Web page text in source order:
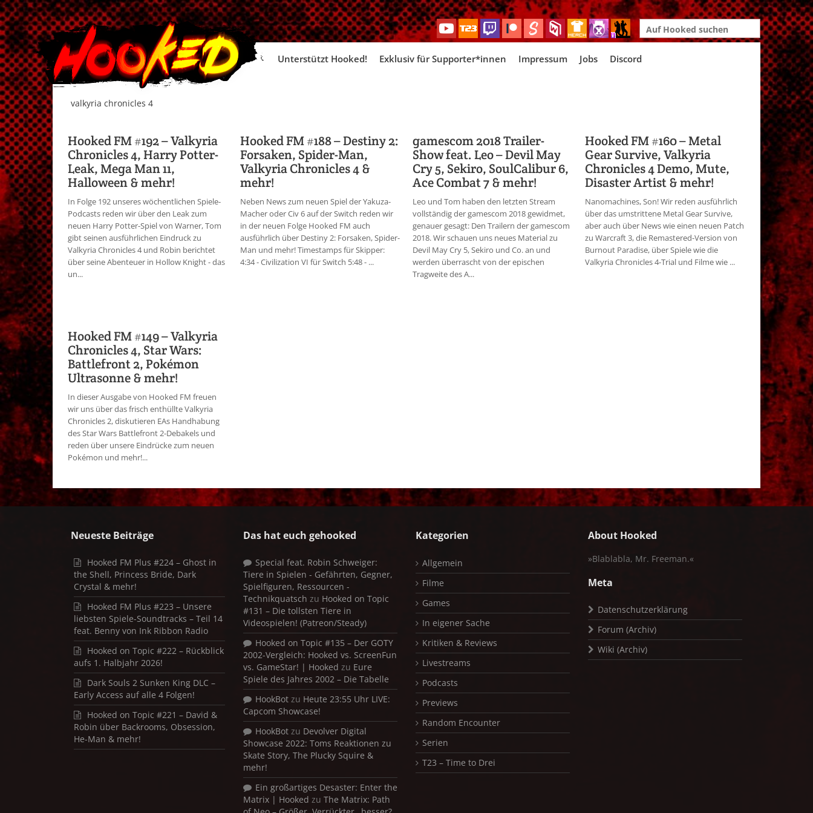
Search
for:
Skip
Unterstützt Hooked! Exklusiv für Supporter*innen Impressum Jobs Discord
valkyria chronicles 4
Hooked FM #192 – Valkyria
Chronicles 4, Harry Potter-
Leak, Mega Man 11,
Halloween & mehr!
In Folge 192 unseres wöchentlichen Spiele-
Podcasts reden wir über den Leak zum
neuen Harry Potter-Spiel von Warner, Tom
gibt seinen ausführlichen Eindruck zu
Valkyria Chronicles 4 und Robin berichtet
über seine Abenteuer in Hollow Knight - das
un...
Hooked FM #188 – Destiny 2:
Forsaken, Spider-Man,
Valkyria Chronicles 4 &
mehr!
Neben News zum neuen Spiel der Yakuza-
Macher oder Civ 6 auf der Switch reden wir
in der neuen Folge Hooked FM auch
ausführlich über Destiny 2: Forsaken, Spider-
Man und mehr! Timestamps für Skipper:
4:34 - Civilization VI für Switch 5:48 - ...
gamescom 2018 Trailer-
Show feat. Leo – Devil May
Cry 5, Sekiro, SoulCalibur 6,
Ace Combat 7 & mehr!
Leo und Tom haben den letzten Stream
vollständig der gamescom 2018 gewidmet,
genauer gesagt: Den Trailern der gamescom
2018. Wir schauen uns neues Material zu
Devil May Cry 5, Sekiro und Co. an und
werden überrascht von der epischen
Tragweite des A...
Hooked FM #160 – Metal
Gear Survive, Valkyria
Chronicles 4 Demo, Mute,
Disaster Artist & mehr!
Nanomachines, Son! Wir reden ausführlich
über das umstrittene Metal Gear Survive,
aber auch über News wie einen neuen Patch
zu Warcraft 3, die Remastered-Version von
Burnout Paradise, über Spiele wie die
Valkyria Chronicles 4-Trial und Filme wie ...
Hooked FM #149 – Valkyria
Chronicles 4, Star Wars:
Battlefront 2, Pokémon
Ultrasonne & mehr!
In dieser Ausgabe von Hooked FM freuen
wir uns über das frisch enthüllte Valkyria
Chronicles 2, diskutieren EAs Handhabung
des Star Wars Battlefront 2-Debakels und
reden über unsere Eindrücke zum neuen
Pokémon und mehr!...
Neueste Beiträge
Hooked FM Plus #224 – Ghost in
the Shell, Princess Bride, Dark
Crystal & mehr!
Hooked FM Plus #223 – Unsere
liebsten Spiele-Soundtracks – Teil 14
feat. Benny von Ink Ribbon Radio
Hooked on Topic #222 – Rückblick
aufs 1. Halbjahr 2026!
Dark Souls 2 Sunken King DLC –
Early Access auf alle 4 Folgen!
Hooked on Topic #221 – David &
Robin über Backrooms, Obsession,
He-Man & mehr!
Das hat euch gehooked
Special feat. Robin Schweiger:
Tiere in Spielen - Gefährten, Gegner,
Spielfiguren, Ressourcen -
Technikquatsch zu Hooked on Topic
#131 – Die tollsten Tiere in
Videospielen! (Patreon/Steady)
Hooked on Topic #135 – Der GOTY
2002-Vergleich: Hooked vs. ScreenFun
vs. GameStar! | Hooked zu Eure
Spiele des Jahres 2002 – Die Tabelle
HookBot zu Heute 23:55 Uhr LIVE:
Capcom Showcase!
HookBot zu Devolver Digital
Showcase 2022: Toms Reaktionen zu
Skate Story, The Plucky Squire &
mehr!
Ein großartiges Desaster: Enter the
Matrix | Hooked zu The Matrix: Path
Kategorien
Allgemein
Filme
Games
In eigener Sache
Kritiken & Reviews
Livestreams
Podcasts
Previews
Random Encounter
Serien
T23 – Time to Drei
About Hooked
»Blablabla, Mr. Freeman.«
Meta
Datenschutzerklärung
Forum (Archiv)
Wiki (Archiv)